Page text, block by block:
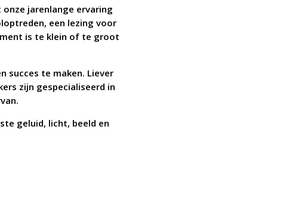
jarenlange ervaring
een lezing voor
is te klein of te groot
succes te maken. Liever
zijn gespecialiseerd in
geluid, licht, beeld en